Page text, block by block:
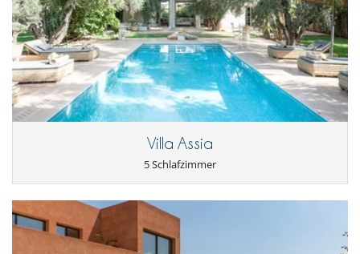
Villa Assia
5 Schlafzimmer